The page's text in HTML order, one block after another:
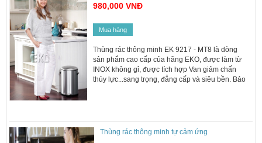
980,000 VNĐ
Mua hàng
Thùng rác thông minh EK 9217 - MT8 là dòng
sản phẩm cao cấp của hãng EKO, được làm từ
INOX không gỉ, được tích hợp Van giảm chấn
thủy lực...sang trọng, đẳng cấp và siêu bền. Bảo
Thùng rác thông minh tự cảm ứng